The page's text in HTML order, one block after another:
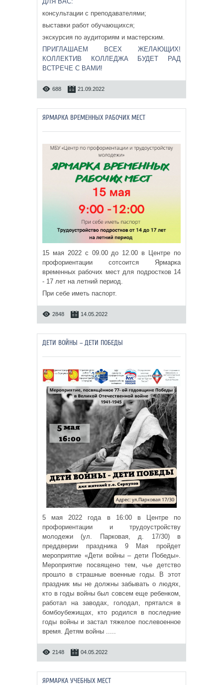
консультации с преподавателями;
выставки работ обучающихся;
экскурсия по аудиториям и мастерским.
ПРИГЛАШАЕМ ВСЕХ ЖЕЛАЮЩИХ!
КОЛЛЕКТИВ КОЛЛЕДЖА БУДЕТ РАД
ВСТРЕЧЕ С ВАМИ!
688 21.09.2022
ЯРМАРКА ВРЕМЕННЫХ РАБОЧИХ МЕСТ
15 мая 2022 с 09.00 до 12.00 в Центре по
профориентации сотсоится Ярмарка
временных рабочих мест для подростков 14
- 17 лет на летний период.
При себе иметь паспорт.
2848 14.05.2022
ДЕТИ ВОЙНЫ – ДЕТИ ПОБЕДЫ
5 мая 2022 года в 16:00 в Центре по
профориентации и трудоустройству
молодежи (ул. Парковая, д. 17/30) в
преддверии праздника 9 Мая пройдет
мероприятие «Дети войны – дети Победы».
Мероприятие посвящено тем, чье детство
прошло в страшные военные годы. В этот
праздник мы не должны забывать о людях,
кто в годы войны был совсем еще ребенком,
работал на заводах, голодал, прятался в
бомбоубежищах, кто родился в последние
годы войны и застал тяжелое послевоенное
время. Детям войны .....
2148 04.05.2022
ЯРМАРКА УЧЕБНЫХ МЕСТ